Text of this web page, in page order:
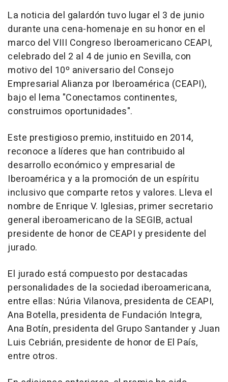
La noticia del galardón tuvo lugar el 3 de junio
durante una cena-homenaje en su honor en el
marco del VIII Congreso Iberoamericano CEAPI,
celebrado del 2 al 4 de junio en Sevilla, con
motivo del 10º aniversario del Consejo
Empresarial Alianza por Iberoamérica (CEAPI),
bajo el lema "Conectamos continentes,
construimos oportunidades".
Este prestigioso premio, instituido en 2014,
reconoce a líderes que han contribuido al
desarrollo económico y empresarial de
Iberoamérica y a la promoción de un espíritu
inclusivo que comparte retos y valores. Lleva el
nombre de Enrique V. Iglesias, primer secretario
general iberoamericano de la SEGIB, actual
presidente de honor de CEAPI y presidente del
jurado.
El jurado está compuesto por destacadas
personalidades de la sociedad iberoamericana,
entre ellas: Núria Vilanova, presidenta de CEAPI,
Ana Botella, presidenta de Fundación Integra,
Ana Botín, presidenta del Grupo Santandery Juan
Luis Cebrián, presidente de honor de El País,
entre otros.